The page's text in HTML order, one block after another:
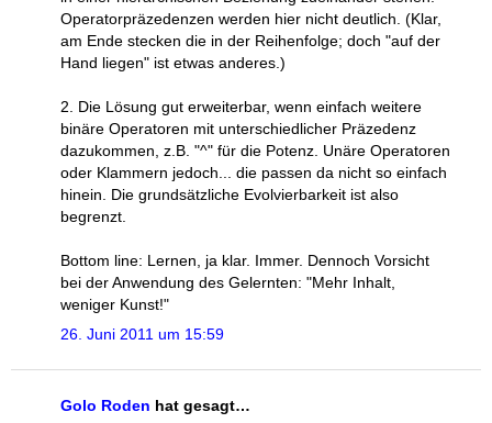
Operatorpräzedenzen werden hier nicht deutlich. (Klar,
am Ende stecken die in der Reihenfolge; doch "auf der
Hand liegen" ist etwas anderes.)
2. Die Lösung gut erweiterbar, wenn einfach weitere
binäre Operatoren mit unterschiedlicher Präzedenz
dazukommen, z.B. "^" für die Potenz. Unäre Operatoren
oder Klammern jedoch... die passen da nicht so einfach
hinein. Die grundsätzliche Evolvierbarkeit ist also
begrenzt.
Bottom line: Lernen, ja klar. Immer. Dennoch Vorsicht
bei der Anwendung des Gelernten: "Mehr Inhalt,
weniger Kunst!"
26. Juni 2011 um 15:59
Golo Roden hat gesagt…